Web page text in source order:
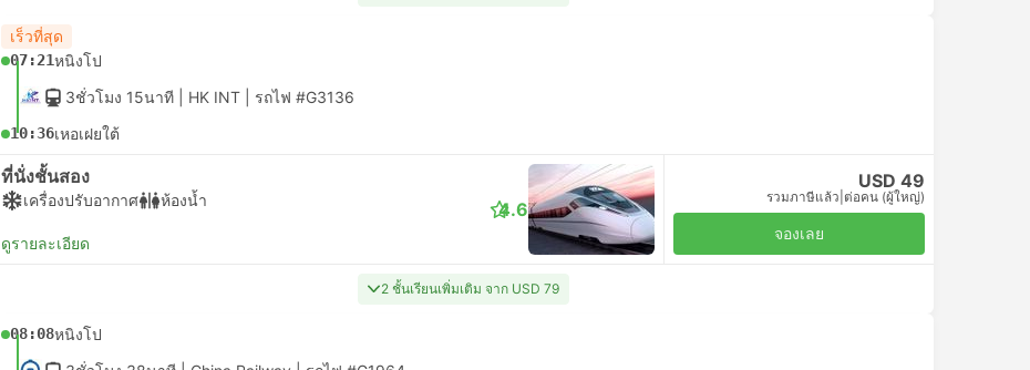
เร็วที่สุด
07:21หนิงโป
3ชั่วโมง 15นาที | HK INT รถไฟ #G3136
10:36เหอเฝยใต้
ที่นั่งชั้นสอง
เครื่องปรับอากาศ ห้องน้ำ
ดูรายละเอียด
4.6
USD 49
รวมภาษีแล้ว ต่อคน (ผู้ใหญ่)
จองเลย
2 ชั้นเรียนเพิ่มเติม จาก USD 79
08:08หนิงโป